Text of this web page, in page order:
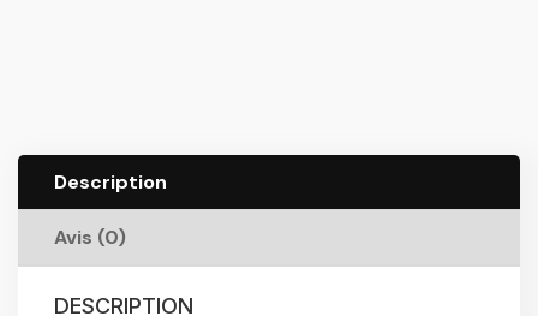
Description
Avis (0)
DESCRIPTION